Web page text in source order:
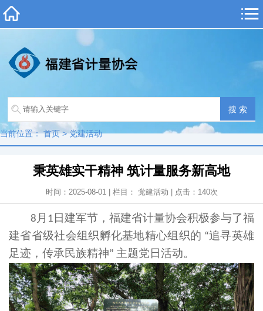
当前位置：首页>党建活动
秉英雄实干精神 筑计量服务新高地
时间：2025-08-01 | 栏目： 党建活动 | 点击： 140次
8 月 1 日建军节， 福建省计量协会积极参与了福
建省省级社会组织孵化基地精心组织的 “追寻英雄
足迹，传承民族精神” 主题党日活动。